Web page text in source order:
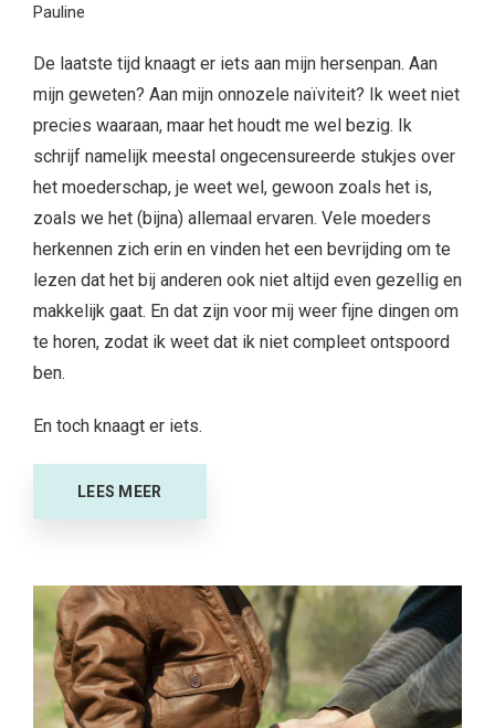
Pauline
De laatste tijd knaagt er iets aan mijn hersenpan. Aan
mijn geweten? Aan mijn onnozele naïviteit? Ik weet niet
precies waaraan, maar het houdt me wel bezig. Ik
schrijf namelijk meestal ongecensureerde stukjes over
het moederschap, je weet wel, gewoon zoals het is,
zoals we het (bijna) allemaal ervaren. Vele moeders
herkennen zich erin en vinden het een bevrijding om te
lezen dat het bij anderen ook niet altijd even gezellig en
makkelijk gaat. En dat zijn voor mij weer fijne dingen om
te horen, zodat ik weet dat ik niet compleet ontspoord
ben.
En toch knaagt er iets.
LEES MEER